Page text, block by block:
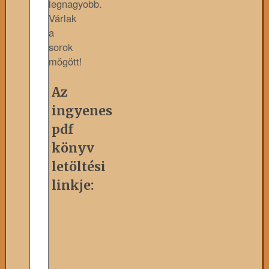
legnagyobb.
Várlak
a
sorok
mögött!
Az
ingyenes
pdf
könyv
letöltési
linkje: